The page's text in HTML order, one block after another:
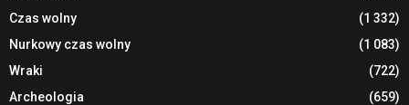
Czas wolny
(1 332)
Nurkowy czas wolny
(1 083)
Wraki
(722)
Archeologia
(659)